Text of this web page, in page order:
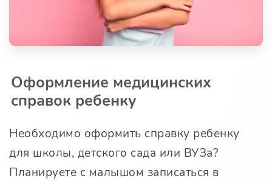
Оформление медицинских
справок ребенку
Необходимо оформить справку ребенку
для школы, детского сада или ВУЗа?
Планируете с малышом записаться в